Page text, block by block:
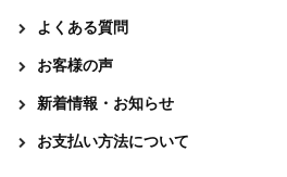
よくある質問
お客様の声
新着情報・お知らせ
お支払い方法について